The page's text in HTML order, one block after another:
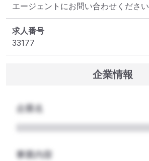
エージェントにお問い合わせください
求人番号
33177
企業情報
企業名
事業内容